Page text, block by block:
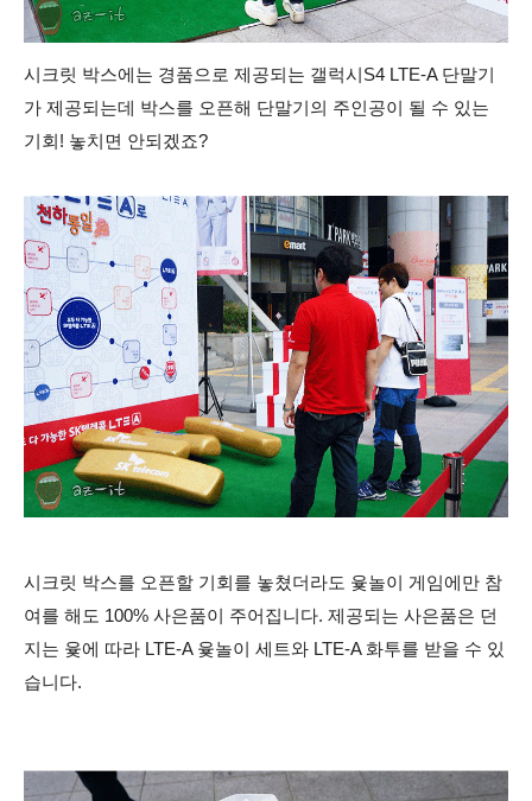
시크릿 박스에는 경품으로 제공되는 갤럭시S4 LTE-A 단말기
가 제공되는데 박스를 오픈해 단말기의 주인공이 될 수 있는
기회! 놓치면 안되겠죠?
시크릿 박스를 오픈할 기회를 놓쳤더라도 윷놀이 게임에만 참
여를 해도 100% 사은품이 주어집니다. 제공되는 사은품은 던
지는 윷에 따라 LTE-A 윷놀이 세트와 LTE-A 화투를 받을 수 있
습니다.